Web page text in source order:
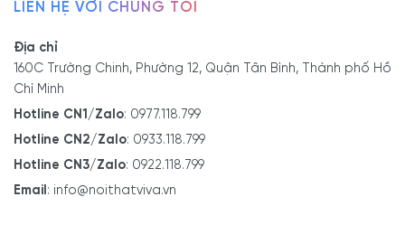
LIÊN HỆ VỚI CHÚNG TÔI
Địa chỉ
160C Trường Chinh, Phường 12, Quận Tân Bình, Thành phố Hồ
Chí Minh
Hotline CN1/Zalo: 0977.118.799
Hotline CN2/Zalo: 0933.118.799
Hotline CN3/Zalo: 0922.118.799
Email : info@noithatviva.vn